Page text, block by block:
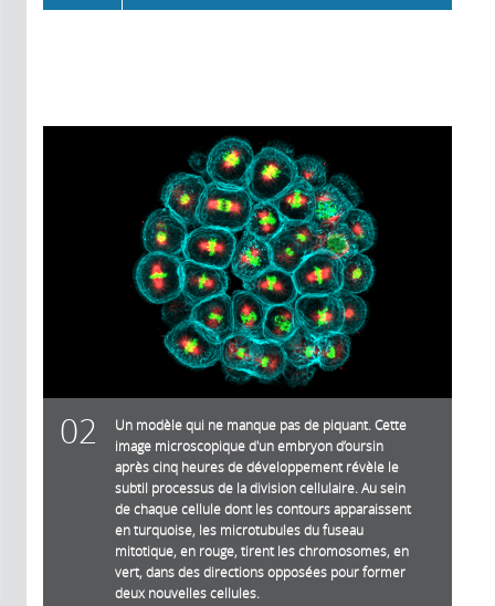
02
Un modèle qui ne manque pas de piquant. Cette
image microscopique d'un embryon d’oursin
après cinq heures de développement révèle le
subtil processus de la division cellulaire. Au sein
de chaque cellule dont les contours apparaissent
en turquoise, les microtubules du fuseau
mitotique, en rouge, tirent les chromosomes, en
vert, dans des directions opposées pour former
deux nouvelles cellules.